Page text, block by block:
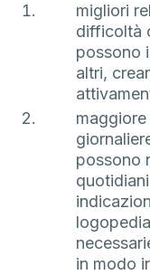
migliori
difficoltà
possono
altri,
possono
in modo